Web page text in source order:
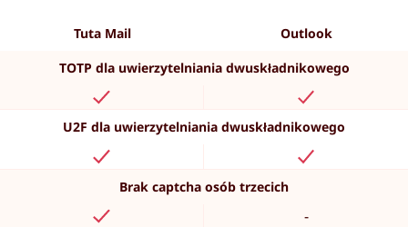
Tuta Mail
Outlook
TOTP dla uwierzytelniania dwuskładnikowego
U2F dla uwierzytelniania dwuskładnikowego
Brak captcha osób trzecich
-